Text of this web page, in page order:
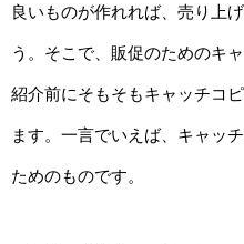
良いものが作れれば、売り上
う。そこで、販促のためのキ
紹介前にそもそもキャッチコ
ます。一言でいえば、キャッ
ためのものです。